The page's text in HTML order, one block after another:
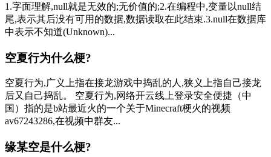
1.字面理解,null就是无效的;无价值的;2.在编程中,变量以null结
尾,表示其后没有可用的数据,数据读取在此结束.3.null在数据库
中表示不知道(Unknown)...
空夏行为什么梗?
空夏行为,广义上指在接龙游戏中捣乱的人,狭义上指自己接龙
后又自己捣乱。 空夏行为,网络开云线上登录安全便捷（中
国）指的是b站最近火的一个关于Minecraft梗火的视频
av67243286,在视频中群友...
缘某空是什么梗?